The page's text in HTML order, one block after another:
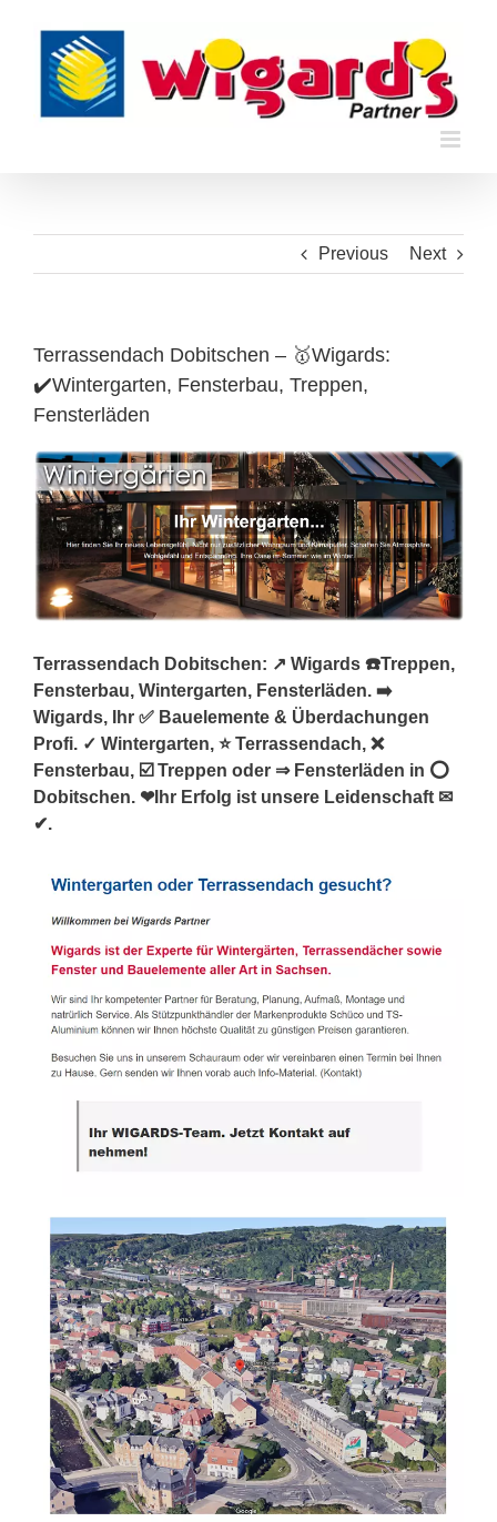
content
Previous Next
Terrassendach Dobitschen – 🥇Wigards:
✔️Wintergarten, Fensterbau, Treppen,
Fensterläden
Terrassendach Dobitschen: ↗️ Wigards ☎️Treppen,
Fensterbau, Wintergarten, Fensterläden. ➡️
Wigards, Ihr ✅ Bauelemente & Überdachungen
Profi. ✓ Wintergarten, ⭐ Terrassendach, ❌
Fensterbau, ☑️ Treppen oder ⇒ Fensterläden in ⭕
Dobitschen. ❤Ihr Erfolg ist unsere Leidenschaft ✉
✔.